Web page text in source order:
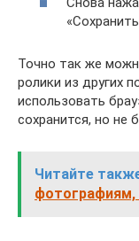
Точно так же
ролики из других
использовать
сохранится, но не
Читайте
фотографиям,